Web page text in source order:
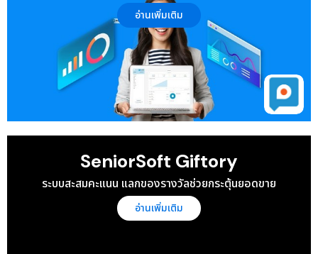
อ่านเพิ่มเติม
SeniorSoft Giftory
ระบบสะสมคะแนน แลกของรางวัลช่วยกระตุ้นยอดขาย
อ่านเพิ่มเติม